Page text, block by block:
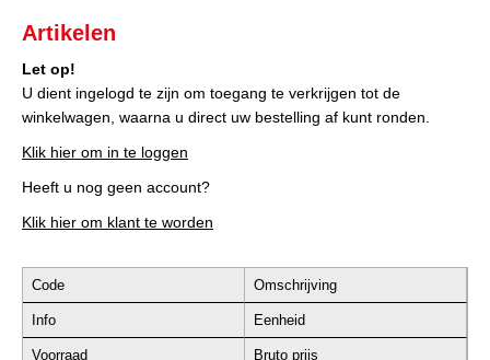
Artikelen
Let op!
U dient ingelogd te zijn om toegang te verkrijgen tot de
winkelwagen, waarna u direct uw bestelling af kunt ronden.
Klik hier om in te loggen
Heeft u nog geen account?
Klik hier om klant te worden
Code Omschrijving
Info Eenheid
Voorraad Bruto prijs